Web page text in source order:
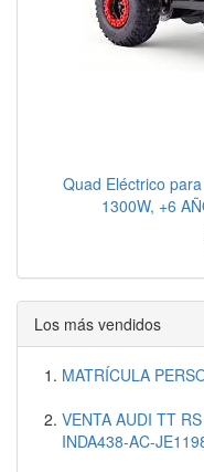
Quad Eléctrico
1300W, +6
Los más vendidos
MATRÍCULA
VENTA AUDI TT
INDA438-AC-